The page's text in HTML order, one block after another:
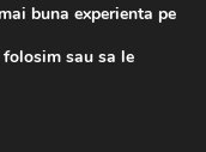
rezervate.
buna experienta pe
sau sa le